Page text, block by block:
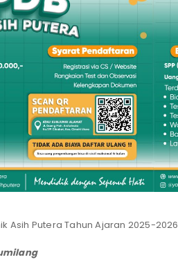
Asih Putera Tahun Ajaran 2025-2026